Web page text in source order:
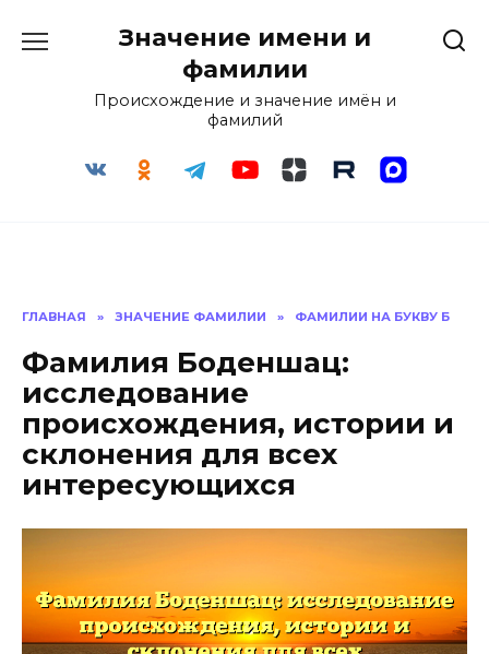
Значение имени и
фамилии
Происхождение и значение имён и
фамилий
ГЛАВНАЯ » ЗНАЧЕНИЕ ФАМИЛИИ » ФАМИЛИИ НА БУКВУ Б
Фамилия Боденшац:
исследование
происхождения, истории и
склонения для всех
интересующихся